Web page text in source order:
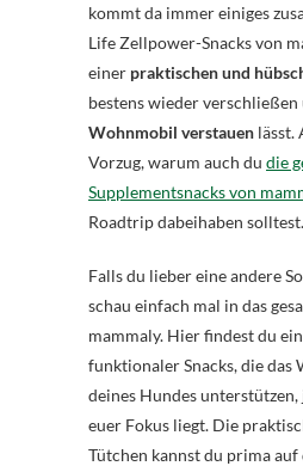
kommt da immer einiges
Life Zellpower-Snacks von
einer praktischen und
bestens wieder verschließen
Wohnmobil verstauen lässt.
Vorzug, warum auch du die
Supplementsnacks von
Roadtrip dabeihaben solltest.
Falls du lieber eine andere
schau einfach mal in das
mammaly. Hier findest du
funktionaler Snacks, die das
deines Hundes
euer Fokus liegt. Die
Tütchen kannst du prima auf